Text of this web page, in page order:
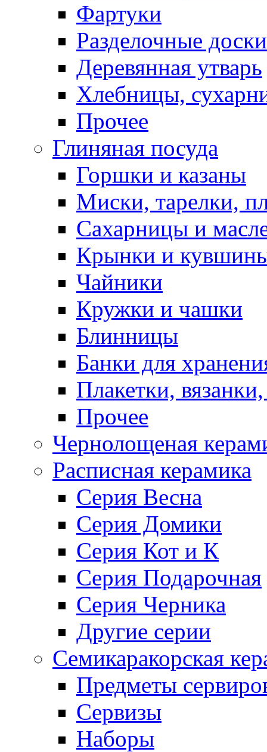
Фартуки
Разделочные доски
Деревянная утварь
Хлебницы,
Прочее
Глиняная посуда
Горшки и казаны
Миски, тарелки,
Сахарницы и
Крынки и
Чайники
Кружки и чашки
Блинницы
Банки для
Плакетки,
Прочее
Чернолощеная
Расписная керамика
Серия Весна
Серия Домики
Серия Кот и К
Серия Подарочная
Серия Черника
Другие серии
Семикаракорская
Предметы
Сервизы
Наборы